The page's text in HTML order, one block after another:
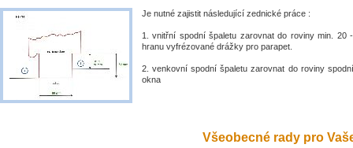
Je nutné zajistit následující zednické práce :
1. vnitřní spodní špaletu zarovnat do roviny min. 20
hranu vyfrézované drážky pro parapet.
2. venkovní spodní špaletu zarovnat do roviny
okna
Všeobecné rady pro